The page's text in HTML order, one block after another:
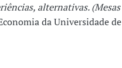
alternativas.
da Universidade